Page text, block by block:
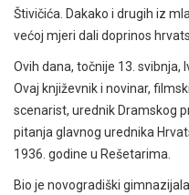
Štivičića. Dakako i drugih iz
većoj mjeri dali doprinos
Ovih dana, točnije 13. svibnja,
Ovaj književnik i novinar,
scenarist, urednik Dramskog
pitanja glavnog urednika
1936. godine u Rešetarima.
Bio je novogradiški